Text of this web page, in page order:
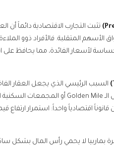
لأسعار الفائدة، مما يحافظ على
السبب الرئيسي الذي يجعل العقار
اقتصادياً واحداً: استمرار ارتفاع
بماربيا لا يحمي رأس المال